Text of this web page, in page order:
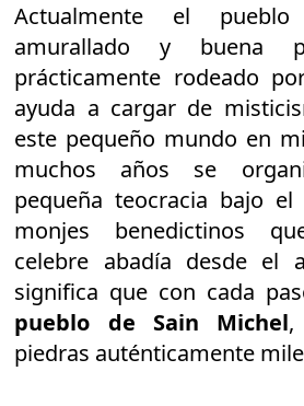
Actualmente el
amurallado y buena
prácticamente rodeado
ayuda a cargar de
este pequeño mundo en
muchos años se
pequeña teocracia bajo
monjes benedictinos
celebre abadía desde el
significa que con cada
pueblo de Sain Michel,
piedras auténticamente